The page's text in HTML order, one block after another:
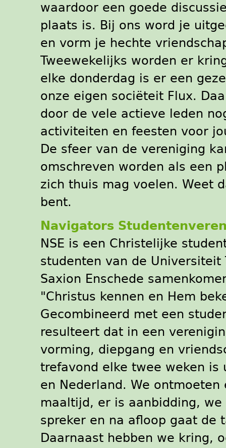
waardoor een goede
plaats is. Bij ons word je
en vorm je hechte
Tweewekelijks worden er
elke donderdag is er een
onze eigen sociëteit Flux.
door de vele actieve leden
activiteiten en feesten voor
De sfeer van de vereniging
omschreven worden als een
zich thuis mag voelen. Weet
bent.
Navigators
NSE is een Christelijke
studenten van de Universiteit
Saxion Enschede
"Christus kennen en Hem
Gecombineerd met een
resulteert dat in een
vorming, diepgang en
trefavond elke twee weken is
en Nederland. We
maaltijd, er is aanbidding,
spreker en na afloop gaat de
Daarnaast hebben we kring,